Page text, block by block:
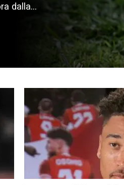
dalla...